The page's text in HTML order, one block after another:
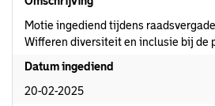
Motie ingediend tijdens
Wifferen diversiteit en inclusie bij de
Datum ingediend
20-02-2025